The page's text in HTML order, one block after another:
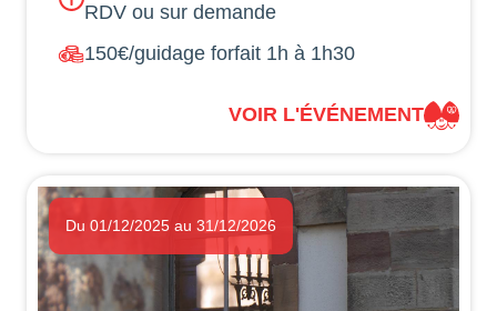
RDV ou sur demande
150€/guidage forfait 1h à 1h30
VOIR L'ÉVÉNEMENT
Du 01/12/2025 au 31/12/2026